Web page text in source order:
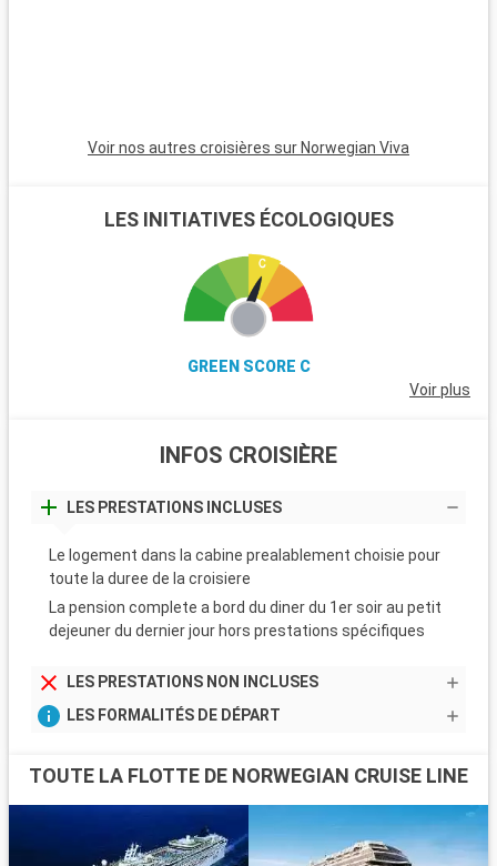
Voir nos autres croisières sur Norwegian Viva
LES INITIATIVES ÉCOLOGIQUES
GREEN SCORE C
Voir plus
INFOS CROISIÈRE
LES PRESTATIONS INCLUSES
Le logement dans la cabine prealablement choisie pour
toute la duree de la croisiere
La pension complete a bord du diner du 1er soir au petit
dejeuner du dernier jour hors prestations spécifiques
LES PRESTATIONS NON INCLUSES
LES FORMALITÉS DE DÉPART
TOUTE LA FLOTTE DE NORWEGIAN CRUISE LINE